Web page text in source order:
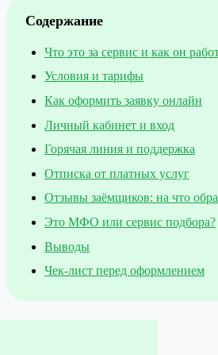
Содержание
Что это за сервис и как он
Условия и тарифы
Как оформить заявку онлайн
Личный кабинет и вход
Горячая линия и поддержка
Отписка от платных услуг
Отзывы заёмщиков: на что
Это МФО или сервис подбора?
Выводы
Чек-лист перед оформлением